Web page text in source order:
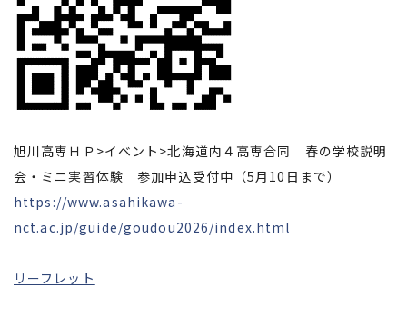
旭川高専ＨＰ>イベント>北海道内４高専合同 春の学校説明
会・ミニ実習体験 参加申込受付中（5月10日まで）
https://www.asahikawa-
nct.ac.jp/guide/goudou2026/index.html
リーフレット